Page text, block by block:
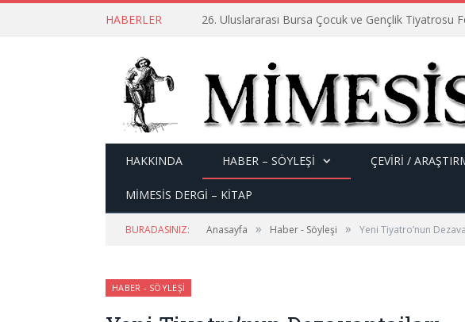
HABERLER 26. Uluslararası Bursa Çocuk ve Gençlik Tiyatrosu
HAKKINDA HABER – SÖYLEŞI ÇEVİRİ /
MİMESİS DERGİ – KİTAP
BURADASINIZ: Anasayfa » Haber - Söyleşi » Yeni Tiyatro’nun
HABER - SÖYLEŞI